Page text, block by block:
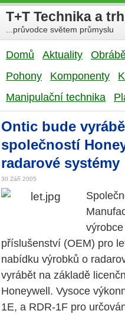
T+T Technika a trh
...průvodce světem průmyslu
Domů Aktuality
Pohony
Komponenty
Manipulační technika
Ontic bude
společností
radarové systémy
30 Září 2005
příslušenství (OEM) pro
nabídku výrobků o
vyrábět na základě
Honeywell. Vysoce
1E, a RDR-1F pro